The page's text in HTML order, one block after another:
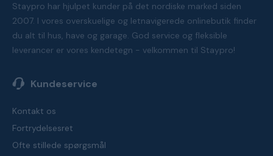
Staypro har hjulpet kunder på det nordiske marked siden
2007. I vores overskuelige og letnavigerede onlinebutik finder
du alt til hus, have og garage. God service og fleksible
leverancer er vores kendetegn - velkommen til Staypro!
Kundeservice
Kontakt os
Fortrydelsesret
Ofte stillede spørgsmål